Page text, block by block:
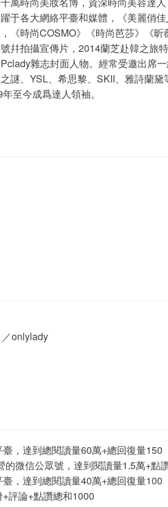
于各大網絡平臺和媒體，《美麗俏
《時尚COSMO》《時尚芭莎》《
幷拍攝宣傳片，2014蘭芝赴韓之旅
雜志封面人物。經常受邀出席
謎、YSL、希思黎、SKII、雅詩蘭
至今成爲達人領袖。
onlylady
，達到總閱讀量60萬+總回復量150
微信公眾號，達到閱讀量1.5萬+點
，達到總閱讀量40萬+總回復量100
評論+點讚總和1000